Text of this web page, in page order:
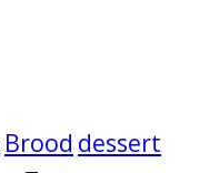
Brood dessert